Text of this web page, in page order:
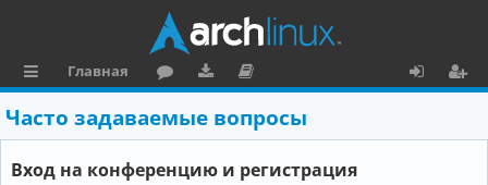
ы
л
Главная
ру
м
ру
зк
ку
м
о
и
Часто задаваемые вопросы
Вход на конференцию и регистрация